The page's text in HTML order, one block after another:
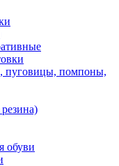
пуговицы, помпоны,
обуви